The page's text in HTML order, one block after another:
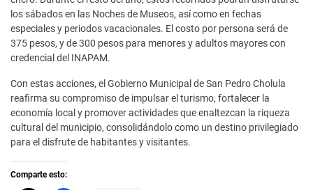
los sábados en las Noches de Museos, así como en fechas
especiales y periodos vacacionales. El costo por persona será de
375 pesos, y de 300 pesos para menores y adultos mayores con
credencial del INAPAM.
Con estas acciones, el Gobierno Municipal de San Pedro Cholula
reafirma su compromiso de impulsar el turismo, fortalecer la
economía local y promover actividades que enaltezcan la riqueza
cultural del municipio, consolidándolo como un destino privilegiado
para el disfrute de habitantes y visitantes.
Comparte esto: